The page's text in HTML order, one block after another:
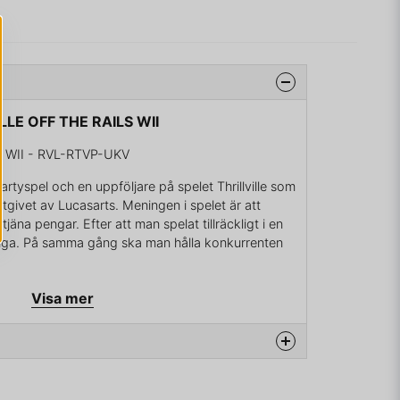
OFF THE RAILS WII
WII - RVL-RTVP-UKV
och en uppföljare på spelet Thrillville som
av Lucasarts. Meningen i spelet är att
pengar. Efter att man spelat tillräckligt i en
På samma gång ska man hålla konkurrenten
om farbror Mortimers nöjespark. Man får själv
men det måste finnas tillräckligt med energi,
än Thrillville Stunts så kommer det olika
Visa mer
produkten...